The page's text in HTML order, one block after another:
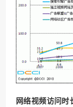
网络视频访问时